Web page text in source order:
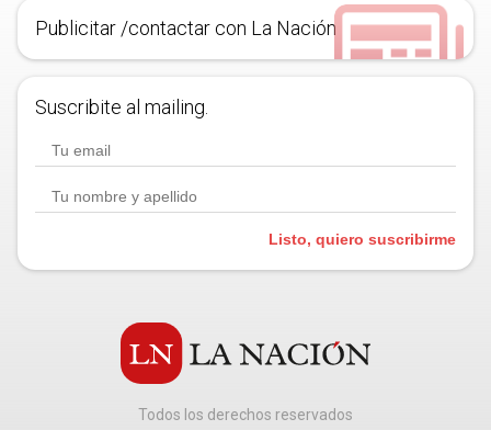
Publicitar /contactar con La Nación
Suscribite al mailing.
Listo, quiero suscribirme
Todos los derechos reservados